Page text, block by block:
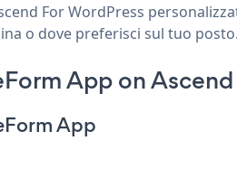
For WordPress
o dove preferisci sul tuo posto.
App on
App